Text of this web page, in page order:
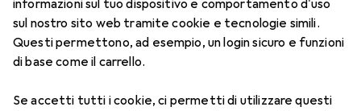
informazioni sul tuo dispositivo e comportamento d'uso
sul nostro sito web tramite cookie e tecnologie simili.
Questi permettono, ad esempio, un login sicuro e funzioni
di base come il carrello.
Se accetti tutti i cookie, ci permetti di utilizzare questi
ScopriForum